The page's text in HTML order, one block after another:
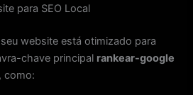
para SEO Local
website está otimizado para
chave principal rankear-google
como: